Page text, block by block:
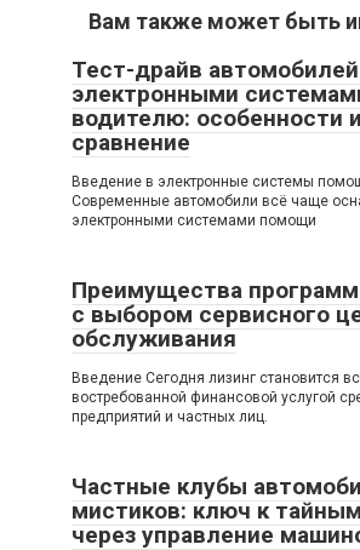
Вам также может быть
Тест-драйв
электронными
водителю: особенности
сравнение
Введение в электронные системы
Современные автомобили всё чаще
электронными системами помощи
Преимущества программ
с выбором сервисного
обслуживания
Введение Сегодня лизинг становится
востребованной финансовой услугой
предприятий и частных лиц.
Частные клубы
мистиков: ключ к
через управление